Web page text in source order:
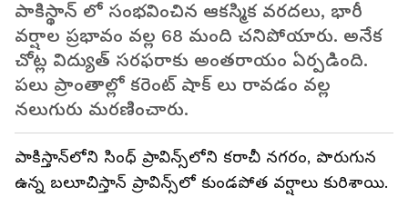
పాకిస్థాన్ లో సంభవించిన ఆకస్మిక వరదలు, భారీ
వర్షాల ప్రభావం వల్ల 68 మంది చనిపోయారు. అనేక
చోట్ల విద్యుత్ సరఫరాకు అంతరాయం ఏర్పడింది.
పలు ప్రాంతాల్లో కరెంట్ షాక్ లు రావడం వల్ల
నలుగురు మరణించారు.
పాకిస్తాన్‌లోని సింధ్ ప్రావిన్స్‌లోని కరాచీ నగరం, పొరుగున
ఉన్న బలూచిస్తాన్ ప్రావిన్స్‌లో కుండపోత వర్షాలు కురిశాయి.